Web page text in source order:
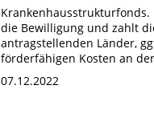
die Bewilligung und zahlt
antragstellenden Länder,
förderfähigen Kosten an
07.12.2022